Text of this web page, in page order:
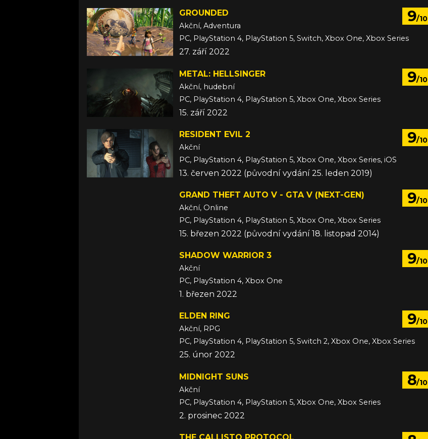
9/10
GROUNDED
Akční, Adventura
PC, PlayStation 4, PlayStation 5, Switch, Xbox One, Xbox Series
27. září 2022
9/10
METAL: HELLSINGER
Akční, hudební
PC, PlayStation 4, PlayStation 5, Xbox One, Xbox Series
15. září 2022
9/10
RESIDENT EVIL 2
Akční
PC, PlayStation 4, PlayStation 5, Xbox One, Xbox Series, iOS
13. červen 2022 (původní vydání 25. leden 2019)
9/10
GRAND THEFT AUTO V - GTA V (NEXT-GEN)
Akční, Online
PC, PlayStation 4, PlayStation 5, Xbox One, Xbox Series
15. březen 2022 (původní vydání 18. listopad 2014)
9/10
SHADOW WARRIOR 3
Akční
PC, PlayStation 4, Xbox One
1. březen 2022
9/10
ELDEN RING
Akční, RPG
PC, PlayStation 4, PlayStation 5, Switch 2, Xbox One, Xbox Series
25. únor 2022
8/10
MIDNIGHT SUNS
Akční
PC, PlayStation 4, PlayStation 5, Xbox One, Xbox Series
2. prosinec 2022
THE CALLISTO PROTOCOL